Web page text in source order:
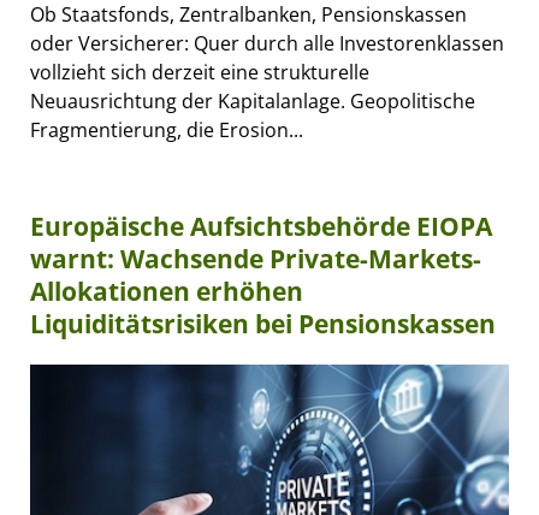
Ob Staatsfonds, Zentralbanken, Pensionskassen
oder Versicherer: Quer durch alle Investorenklassen
vollzieht sich derzeit eine strukturelle
Neuausrichtung der Kapitalanlage. Geopolitische
Fragmentierung, die Erosion...
Europäische Aufsichtsbehörde EIOPA
warnt: Wachsende Private-Markets-
Allokationen erhöhen
Liquiditätsrisiken bei Pensionskassen